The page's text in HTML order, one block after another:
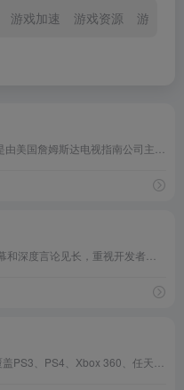
游戏加速 游戏资源 游戏平